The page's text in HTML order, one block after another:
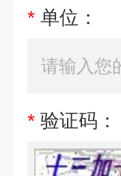
* 单位：
* 验证码：